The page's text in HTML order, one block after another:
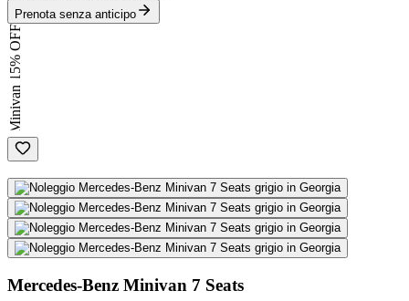
Prenota senza anticipo
15% OFF
Minivan
Mercedes-Benz Minivan 7 Seats